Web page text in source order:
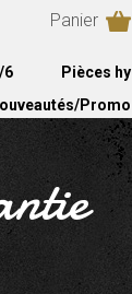
Panier
6
Pièces hy
Promo